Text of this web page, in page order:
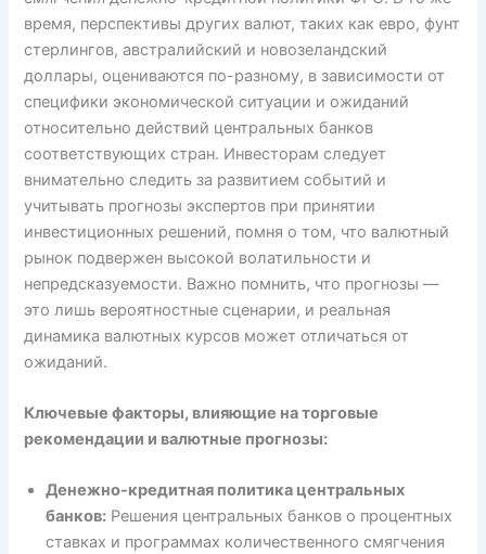
время, перспективы других валют, таких как евро, фунт
стерлингов, австралийский и новозеландский
доллары, оцениваются по-разному, в зависимости от
специфики экономической ситуации и ожиданий
относительно действий центральных банков
соответствующих стран. Инвесторам следует
внимательно следить за развитием событий и
учитывать прогнозы экспертов при принятии
инвестиционных решений, помня о том, что валютный
рынок подвержен высокой волатильности и
непредсказуемости. Важно помнить, что прогнозы —
это лишь вероятностные сценарии, и реальная
динамика валютных курсов может отличаться от
ожиданий.
Ключевые факторы, влияющие на торговые
рекомендации и валютные прогнозы:
Денежно-кредитная политика центральных
банков: Решения центральных банков о процентных
ставках и программах количественного смягчения